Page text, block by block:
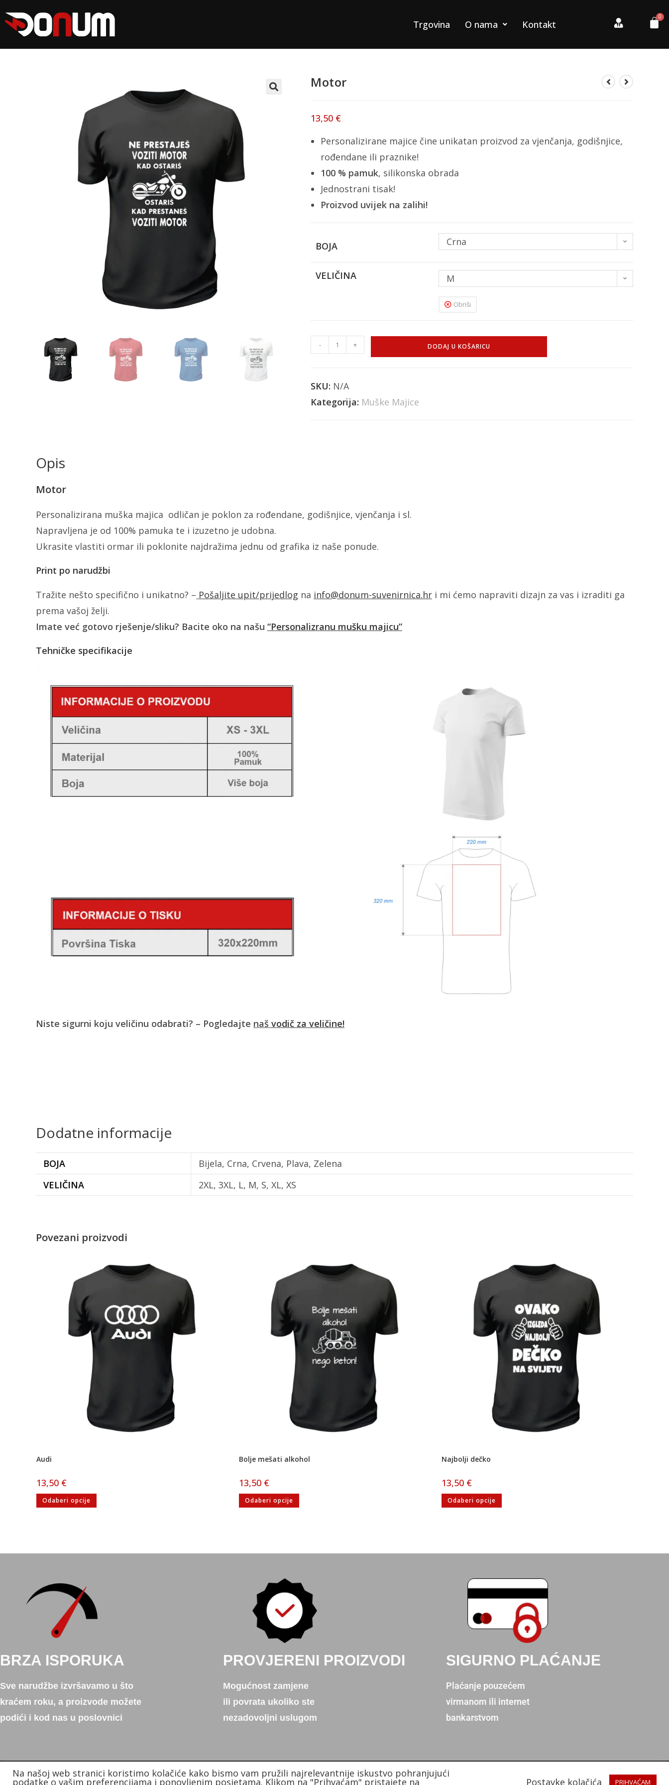
Trgovina O nama Kontakt
Motor
13,50 €
Personalizirane majice čine unikatan proizvod za vjenčanja, godišnjice,
rođendane ili praznike!
100 % pamuk, silikonska obrada
Jednostrani tisak!
Proizvod uvijek na zalihi!
BOJA Crna
VELIČINA M
Obriši
- + DODAJ U KOŠARICU
SKU: N/A
Kategorija: Muške Majice
Opis
Motor
Personalizirana muška majica odličan je poklon za rođendane, godišnjice, vjenčanja i sl.
Napravljena je od 100% pamuka te i izuzetno je udobna.
Ukrasite vlastiti ormar ili poklonite najdražima jednu od grafika iz naše ponude.
Print po narudžbi
Tražite nešto specifično i unikatno? – Pošaljite upit/prijedlog na info@donum-suvenirnica.hr i mi ćemo napraviti dizajn za vas i izraditi ga
prema vašoj želji.
Imate već gotovo rješenje/sliku? Bacite oko na našu “Personalizranu mušku majicu”
Tehničke specifikacije
Niste sigurni koju veličinu odabrati? – Pogledajte naš vodič za veličine!
Dodatne informacije
BOJA
Bijela, Crna, Crvena, Plava, Zelena
VELIČINA
2XL, 3XL, L, M, S, XL, XS
Povezani proizvodi
Audi
13,50 €
Odaberi opcije
Bolje mešati alkohol
13,50 €
Odaberi opcije
Najbolji dečko
13,50 €
Odaberi opcije
BRZA ISPORUKA
Sve narudžbe izvršavamo u što
kraćem roku, a proizvode možete
podići i kod nas u poslovnici
PROVJERENI PROIZVODI
Mogućnost zamjene
ili povrata ukoliko ste
nezadovoljni uslugom
SIGURNO PLAĆANJE
Plaćanje pouzećem
virmanom ili internet
bankarstvom
Copyright © 2026. Donum d.o.o.
Na našoj web stranici koristimo kolačiće kako bismo vam pružili najrelevantnije iskustvo pohranjujući
podatke o vašim preferencijama i ponovljenim posjetama. Klikom na "Prihvaćam" pristajete na Postavke kolačića PRIHVAĆAM